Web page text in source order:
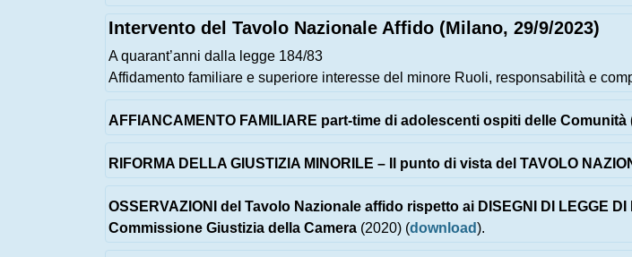
Intervento del Tavolo Nazionale Affido (Milano, 29/9/2023)
A quarant’anni dalla legge 184/83
Affidamento familiare e superiore interesse del minore Ruoli, responsabilità e
AFFIANCAMENTO FAMILIARE part-time di adolescenti ospiti delle Comunità
RIFORMA DELLA GIUSTIZIA MINORILE – Il punto di vista del TAVOLO
OSSERVAZIONI del Tavolo Nazionale affido rispetto ai DISEGNI DI LEGGE
Commissione Giustizia della Camera (2020) (download).